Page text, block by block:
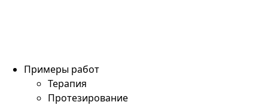
Примеры работ
Терапия
Протезирование